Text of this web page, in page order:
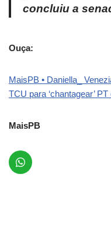
concluiu a
Ouça:
MaisPB • Daniella_
TCU para ‘chantagear’
MaisPB